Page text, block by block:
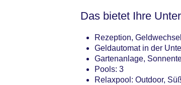
Das bietet Ihre
Rezeption,
Geldautomat in der
Gartenanlage,
Pools: 3
Relaxpool: Outdoor,